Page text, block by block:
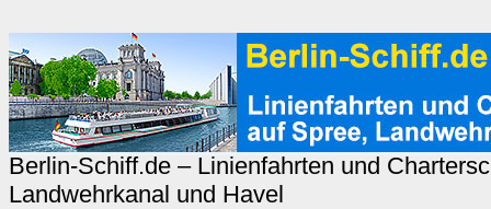
Berlin-Schiff.de – Linienfahrten und
Landwehrkanal und Havel